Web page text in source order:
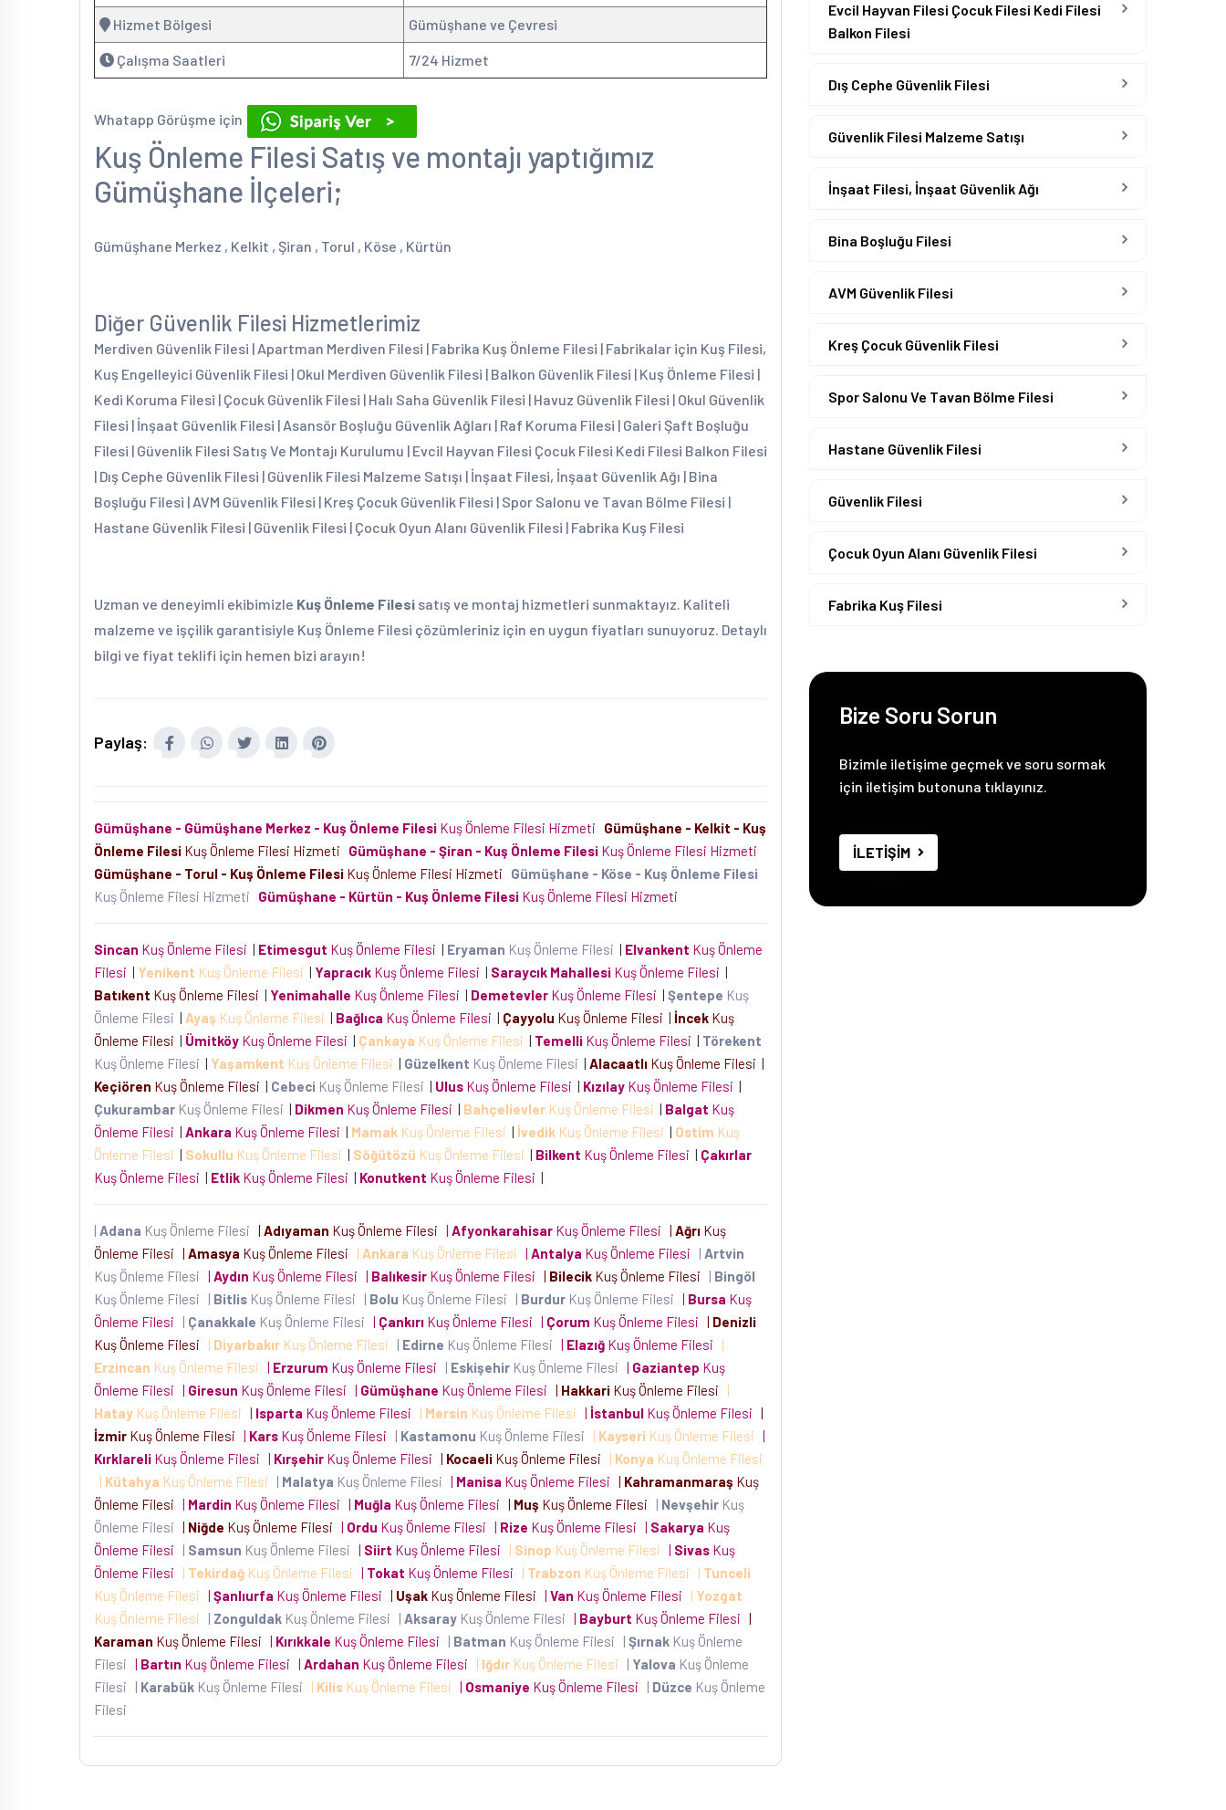
Hizmet Bölgesi Gümüşhane ve Çevresi
Çalışma Saatleri 7/24 Hizmet
Whatapp Görüşme için
Kuş Önleme Filesi Satış ve montajı yaptığımız
Gümüşhane İlçeleri;
Gümüşhane Merkez , Kelkit , Şiran , Torul , Köse , Kürtün
Diğer Güvenlik Filesi Hizmetlerimiz
Merdiven Güvenlik Filesi | Apartman Merdiven Filesi | Fabrika Kuş Önleme Filesi | Fabrikalar için Kuş Filesi,
Kuş Engelleyici Güvenlik Filesi | Okul Merdiven Güvenlik Filesi | Balkon Güvenlik Filesi | Kuş Önleme Filesi |
Kedi Koruma Filesi | Çocuk Güvenlik Filesi | Halı Saha Güvenlik Filesi | Havuz Güvenlik Filesi | Okul Güvenlik
Filesi | İnşaat Güvenlik Filesi | Asansör Boşluğu Güvenlik Ağları | Raf Koruma Filesi | Galeri Şaft Boşluğu
Filesi | Güvenlik Filesi Satış Ve Montajı Kurulumu | Evcil Hayvan Filesi Çocuk Filesi Kedi Filesi Balkon Filesi
| Dış Cephe Güvenlik Filesi | Güvenlik Filesi Malzeme Satışı | İnşaat Filesi, İnşaat Güvenlik Ağı | Bina
Boşluğu Filesi | AVM Güvenlik Filesi | Kreş Çocuk Güvenlik Filesi | Spor Salonu ve Tavan Bölme Filesi |
Hastane Güvenlik Filesi | Güvenlik Filesi | Çocuk Oyun Alanı Güvenlik Filesi | Fabrika Kuş Filesi
Uzman ve deneyimli ekibimizle Kuş Önleme Filesi satış ve montaj hizmetleri sunmaktayız. Kaliteli
malzeme ve işçilik garantisiyle Kuş Önleme Filesi çözümleriniz için en uygun fiyatları sunuyoruz. Detaylı
bilgi ve fiyat teklifi için hemen bizi arayın!
Paylaş:
Gümüşhane - Gümüşhane Merkez - Kuş Önleme Filesi Kuş Önleme Filesi Hizmeti
Gümüşhane - Kelkit - Kuş
Önleme Filesi Kuş Önleme Filesi Hizmeti Gümüşhane - Şiran - Kuş Önleme Filesi Kuş Önleme Filesi Hizmeti
Gümüşhane - Torul - Kuş Önleme Filesi Kuş Önleme Filesi Hizmeti
Gümüşhane - Köse - Kuş Önleme Filesi
Kuş Önleme Filesi Hizmeti
Gümüşhane - Kürtün - Kuş Önleme Filesi Kuş Önleme Filesi Hizmeti
Sincan Kuş Önleme Filesi | Etimesgut Kuş Önleme Filesi | Eryaman Kuş Önleme Filesi | Elvankent Kuş Önleme
Filesi | Yenikent Kuş Önleme Filesi | Yapracık Kuş Önleme Filesi | Saraycık Mahallesi Kuş Önleme Filesi |
Batıkent Kuş Önleme Filesi | Yenimahalle Kuş Önleme Filesi | Demetevler Kuş Önleme Filesi | Şentepe Kuş
Önleme Filesi | Ayaş Kuş Önleme Filesi | Bağlıca Kuş Önleme Filesi | Çayyolu Kuş Önleme Filesi | İncek Kuş
Önleme Filesi | Ümitköy Kuş Önleme Filesi | Çankaya Kuş Önleme Filesi | Temelli Kuş Önleme Filesi | Törekent
Kuş Önleme Filesi | Yaşamkent Kuş Önleme Filesi | Güzelkent Kuş Önleme Filesi | Alacaatlı Kuş Önleme Filesi |
Keçiören Kuş Önleme Filesi | Cebeci Kuş Önleme Filesi | Ulus Kuş Önleme Filesi | Kızılay Kuş Önleme Filesi |
Çukurambar Kuş Önleme Filesi | Dikmen Kuş Önleme Filesi | Bahçelievler Kuş Önleme Filesi | Balgat Kuş
Önleme Filesi | Ankara Kuş Önleme Filesi | Mamak Kuş Önleme Filesi | İvedik Kuş Önleme Filesi | Ostim Kuş
Önleme Filesi | Sokullu Kuş Önleme Filesi | Söğütözü Kuş Önleme Filesi | Bilkent Kuş Önleme Filesi | Çakırlar
Kuş Önleme Filesi | Etlik Kuş Önleme Filesi | Konutkent Kuş Önleme Filesi |
| Adana Kuş Önleme Filesi | Adıyaman Kuş Önleme Filesi | Afyonkarahisar Kuş Önleme Filesi | Ağrı Kuş
Önleme Filesi | Amasya Kuş Önleme Filesi | Ankara Kuş Önleme Filesi | Antalya Kuş Önleme Filesi | Artvin
Kuş Önleme Filesi | Aydın Kuş Önleme Filesi | Balıkesir Kuş Önleme Filesi | Bilecik Kuş Önleme Filesi | Bingöl
Kuş Önleme Filesi
| Bitlis Kuş Önleme Filesi | Bolu Kuş Önleme Filesi | Burdur Kuş Önleme Filesi | Bursa Kuş
Önleme Filesi
| Çanakkale Kuş Önleme Filesi | Çankırı Kuş Önleme Filesi | Çorum Kuş Önleme Filesi | Denizli
Kuş Önleme Filesi
| Diyarbakır Kuş Önleme Filesi | Edirne Kuş Önleme Filesi | Elazığ Kuş Önleme Filesi
|
Erzincan Kuş Önleme Filesi | Erzurum Kuş Önleme Filesi | Eskişehir Kuş Önleme Filesi | Gaziantep Kuş
Önleme Filesi | Giresun Kuş Önleme Filesi | Gümüşhane Kuş Önleme Filesi | Hakkari Kuş Önleme Filesi
|
Hatay Kuş Önleme Filesi | Isparta Kuş Önleme Filesi | Mersin Kuş Önleme Filesi | İstanbul Kuş Önleme Filesi |
İzmir Kuş Önleme Filesi | Kars Kuş Önleme Filesi | Kastamonu Kuş Önleme Filesi | Kayseri Kuş Önleme Filesi |
Kırklareli Kuş Önleme Filesi | Kırşehir Kuş Önleme Filesi | Kocaeli Kuş Önleme Filesi | Konya Kuş Önleme Filesi
| Kütahya Kuş Önleme Filesi | Malatya Kuş Önleme Filesi | Manisa Kuş Önleme Filesi | Kahramanmaraş Kuş
Önleme Filesi | Mardin Kuş Önleme Filesi | Muğla Kuş Önleme Filesi | Muş Kuş Önleme Filesi | Nevşehir Kuş
Önleme Filesi | Niğde Kuş Önleme Filesi | Ordu Kuş Önleme Filesi | Rize Kuş Önleme Filesi | Sakarya Kuş
Önleme Filesi
| Samsun Kuş Önleme Filesi | Siirt Kuş Önleme Filesi | Sinop Kuş Önleme Filesi | Sivas Kuş
Önleme Filesi
| Tekirdağ Kuş Önleme Filesi | Tokat Kuş Önleme Filesi | Trabzon Kuş Önleme Filesi | Tunceli
Kuş Önleme Filesi | Şanlıurfa Kuş Önleme Filesi | Uşak Kuş Önleme Filesi | Van Kuş Önleme Filesi | Yozgat
Kuş Önleme Filesi
| Zonguldak Kuş Önleme Filesi | Aksaray Kuş Önleme Filesi | Bayburt Kuş Önleme Filesi |
Karaman Kuş Önleme Filesi | Kırıkkale Kuş Önleme Filesi | Batman Kuş Önleme Filesi | Şırnak Kuş Önleme
Filesi | Bartın Kuş Önleme Filesi | Ardahan Kuş Önleme Filesi | Iğdır Kuş Önleme Filesi | Yalova Kuş Önleme
Filesi
| Karabük Kuş Önleme Filesi | Kilis Kuş Önleme Filesi | Osmaniye Kuş Önleme Filesi | Düzce Kuş Önleme
Filesi
Evcil Hayvan Filesi Çocuk Filesi Kedi Filesi
Balkon Filesi
Dış Cephe Güvenlik Filesi
Güvenlik Filesi Malzeme Satışı
İnşaat Filesi, İnşaat Güvenlik Ağı
Bina Boşluğu Filesi
AVM Güvenlik Filesi
Kreş Çocuk Güvenlik Filesi
Spor Salonu Ve Tavan Bölme Filesi
Hastane Güvenlik Filesi
Güvenlik Filesi
Çocuk Oyun Alanı Güvenlik Filesi
Fabrika Kuş Filesi
Bize Soru Sorun
Bizimle iletişime geçmek ve soru sormak
için iletişim butonuna tıklayınız.
İLETİŞİM